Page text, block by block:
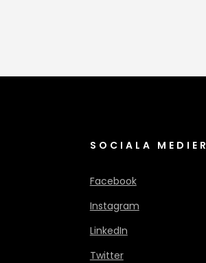
SOCIALA MEDIER
Facebook
Instagram
LinkedIn
Twitter